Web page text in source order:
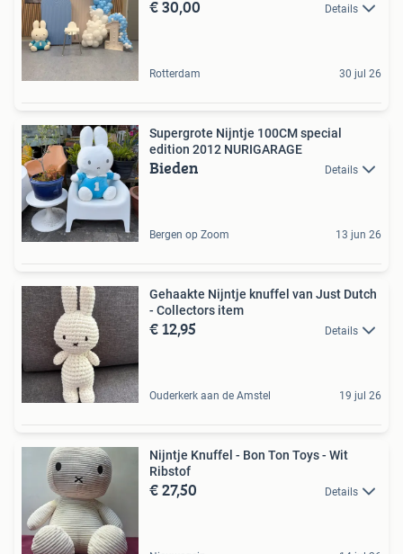
€ 30,00 Details
Rotterdam 30 jul 26
Supergrote Nijntje 100CM special
edition 2012 NURIGARAGE
Bieden Details
Bergen op Zoom 13 jun 26
Gehaakte Nijntje knuffel van Just Dutch
- Collectors item
€ 12,95 Details
Ouderkerk aan de Amstel 19 jul 26
Nijntje Knuffel - Bon Ton Toys - Wit
Ribstof
€ 27,50 Details